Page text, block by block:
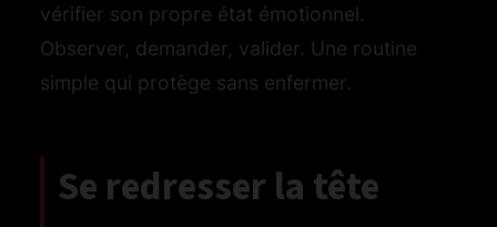
vérifier son propre état émotionnel.
Observer, demander, valider. Une routine
simple qui protège sans enfermer.
Se redresser la tête